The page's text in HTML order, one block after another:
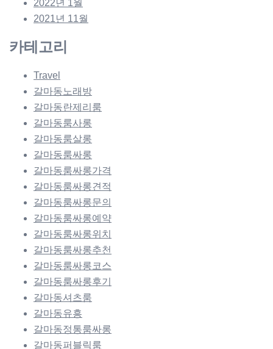
2022년 1월
2021년 11월
카테고리
Travel
갈마동노래방
갈마동란제리룸
갈마동룸사롱
갈마동룸살롱
갈마동룸싸롱
갈마동룸싸롱가격
갈마동룸싸롱견적
갈마동룸싸롱문의
갈마동룸싸롱예약
갈마동룸싸롱위치
갈마동룸싸롱추천
갈마동룸싸롱코스
갈마동룸싸롱후기
갈마동셔츠룸
갈마동유흥
갈마동정통룸싸롱
갈마동퍼블릭룸